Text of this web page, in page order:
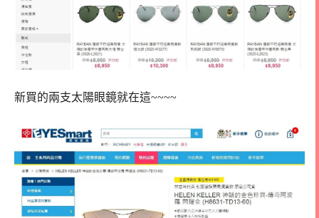
新買的兩支太陽眼鏡就在這~~~~